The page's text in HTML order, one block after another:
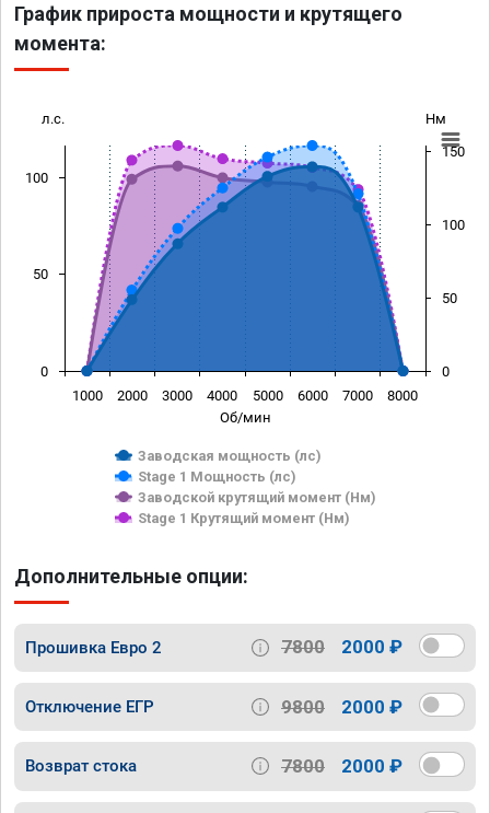
График прироста мощности и крутящего
момента:
Об/мин
л.с. Нм
Заводская мощность (лс)
Stage 1 Мощность (лс)
Заводской крутящий момент (Нм)
Stage 1 Крутящий момент (Нм)
1000 2000 3000 4000 5000 6000 7000 8000
0
50
100
0
50
100
150
Дополнительные опции:
Прошивка Евро 2 7800 2000 ₽
Отключение ЕГР 9800 2000 ₽
Возврат стока 7800 2000 ₽